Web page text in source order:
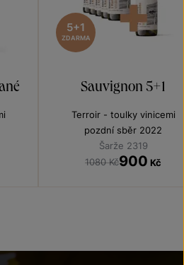
5+1
ZDARMA
Sauvignon 5+1
Terroir - toulky vinicemi
pozdní sběr 2022
Šarže 2319
1080 Kč900 Kč